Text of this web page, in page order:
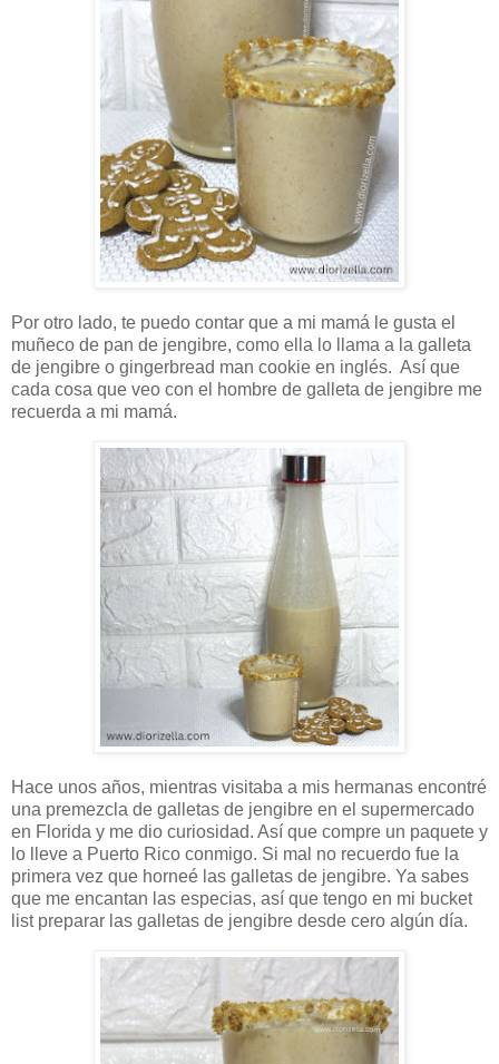
Por otro lado, te puedo contar que a mi mamá le gusta el
muñeco de pan de jengibre, como ella lo llama a la galleta
de jengibre o gingerbread man cookie en inglés. Así que
cada cosa que veo con el hombre de galleta de jengibre me
recuerda a mi mamá.
Hace unos años, mientras visitaba a mis hermanas encontré
una premezcla de galletas de jengibre en el supermercado
en Florida y me dio curiosidad. Así que compre un paquete y
lo lleve a Puerto Rico conmigo. Si mal no recuerdo fue la
primera vez que horneé las galletas de jengibre. Ya sabes
que me encantan las especias, así que tengo en mi bucket
list preparar las galletas de jengibre desde cero algún día.